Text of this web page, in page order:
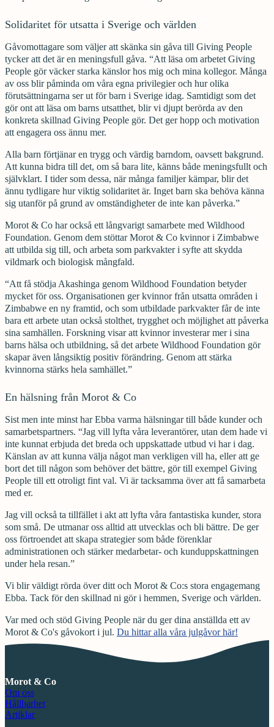
Solidaritet för utsatta i Sverige och världen
Gåvomottagare som väljer att skänka sin gåva till Giving People
tycker att det är en meningsfull gåva. “Att läsa om arbetet Giving
People gör väcker starka känslor hos mig och mina kollegor. Många
av oss blir påminda om våra egna privilegier och hur olika
förutsättningarna ser ut för barn i Sverige idag. Samtidigt som det
gör ont att läsa om barns utsatthet, blir vi djupt berörda av den
konkreta skillnad Giving People gör. Det ger hopp och motivation
att engagera oss ännu mer.
Alla barn förtjänar en trygg och värdig barndom, oavsett bakgrund.
Att kunna bidra till det, om så bara lite, känns både meningsfullt och
självklart. I tider som dessa, när många familjer kämpar, blir det
ännu tydligare hur viktig solidaritet är. Inget barn ska behöva känna
sig utanför på grund av omständigheter de inte kan påverka.”
Morot & Co har också ett långvarigt samarbete med Wildhood
Foundation. Genom dem stöttar Morot & Co kvinnor i Zimbabwe
att utbilda sig till, och arbeta som parkvakter i syfte att skydda
vildmark och biologisk mångfald.
“Att få stödja Akashinga genom Wildhood Foundation betyder
mycket för oss. Organisationen ger kvinnor från utsatta områden i
Zimbabwe en ny framtid, och som utbildade parkvakter får de inte
bara ett arbete utan också stolthet, trygghet och möjlighet att påverka
sina samhällen. Forskning visar att kvinnor investerar mer i sina
barns hälsa och utbildning, så det arbete Wildhood Foundation gör
skapar även långsiktig positiv förändring. Genom att stärka
kvinnorna stärks hela samhället.”
En hälsning från Morot & Co
Sist men inte minst har Ebba varma hälsningar till både kunder och
samarbetspartners. “Jag vill lyfta våra leverantörer, utan dem hade vi
inte kunnat erbjuda det breda och uppskattade utbud vi har i dag.
Känslan av att kunna välja något man verkligen vill ha, eller att ge
bort det till någon som behöver det bättre, gör till exempel Giving
People till ett otroligt fint val. Vi är tacksamma över att få samarbeta
med er.
Jag vill också ta tillfället i akt att lyfta våra fantastiska kunder, stora
som små. De utmanar oss alltid att utvecklas och bli bättre. De ger
oss förtroendet att skapa strategier som både förenklar
administrationen och stärker medarbetar- och kunduppskattningen
under hela resan.”
Vi blir väldigt rörda över ditt och Morot & Co:s stora engagemang
Ebba. Tack för den skillnad ni gör i hemmen, Sverige och världen.
Var med och stöd Giving People när du ger dina anställda ett av
Morot & Co's gåvokort i jul. Du hittar alla våra julgåvor här!
Morot & Co
Om oss
Hållbarhet
Artiklar